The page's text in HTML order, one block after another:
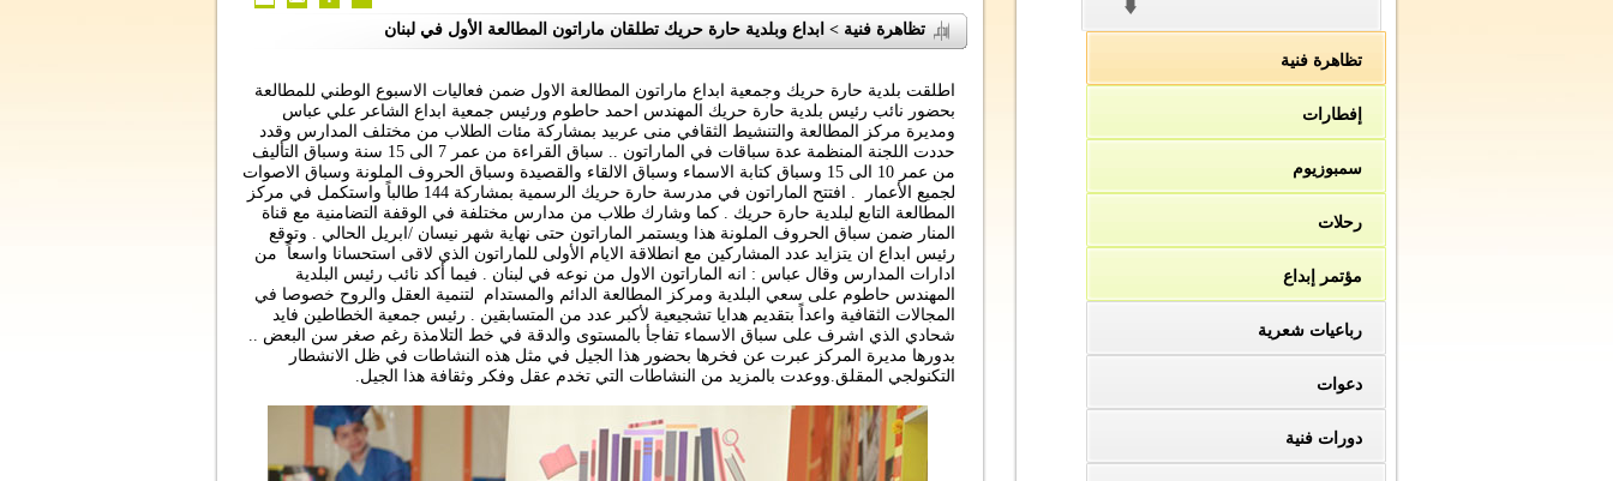
تظاهرة فنية
إفطارات
سمبوزيوم
رحلات
مؤتمر إبداع
رباعيات شعرية
دعوات
دورات فنية
تظاهرة فنية > ابداع وبلدية حارة حريك تطلقان ماراتون المطالعة الأول في لبنان
اطلقت بلدية حارة حريك وجمعية ابداع ماراتون المطالعة الاول ضمن فعاليات الاسبوع الوطني للمطالعة
بحضور نائب رئيس بلدية حارة حريك المهندس احمد حاطوم ورئيس جمعية ابداع الشاعر علي عباس
ومديرة مركز المطالعة والتنشيط الثقافي منى عربيد بمشاركة مئات الطلاب من مختلف المدارس وقدد
حددت اللجنة المنظمة عدة سباقات في الماراتون .. سباق القراءة من عمر 7 الى 15 سنة وسباق التأليف
من عمر 10 الى 15 وسباق كتابة الاسماء وسباق الالقاء والقصيدة وسباق الحروف الملونة وسباق الاصوات
لجميع الأعمار . افتتح الماراتون في مدرسة حارة حريك الرسمية بمشاركة 144 طالباً واستكمل في مركز
المطالعة التابع لبلدية حارة حريك . كما وشارك طلاب من مدارس مختلفة في الوقفة التضامنية مع قناة
المنار ضمن سباق الحروف الملونة هذا ويستمر الماراتون حتى نهاية شهر نيسان /ابريل الحالي . وتوقع
رئيس ابداع ان يتزايد عدد المشاركين مع انطلاقة الايام الأولى للماراتون الذي لاقى استحسانا واسعاً من
ادارات المدارس وقال عباس : انه الماراتون الاول من نوعه في لبنان . فيما أكد نائب رئيس البلدية
المهندس حاطوم على سعي البلدية ومركز المطالعة الدائم والمستدام لتنمية العقل والروح خصوصا في
المجالات الثقافية واعداً بتقديم هدايا تشجيعية لأكبر عدد من المتسابقين . رئيس جمعية الخطاطين فايد
شحادي الذي اشرف على سباق الاسماء تفاجأ بالمستوى والدقة في خط التلامذة رغم صغر سن البعض ..
بدورها مديرة المركز عبرت عن فخرها بحضور هذا الجيل في مثل هذه النشاطات في ظل الانشطار
التكنولجي المقلق.ووعدت بالمزيد من النشاطات التي تخدم عقل وفكر وثقافة هذا الجيل.